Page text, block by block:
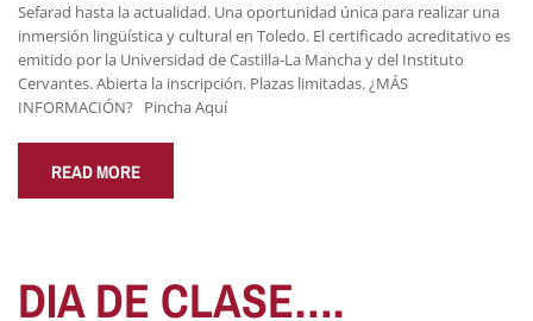
Sefarad hasta la actualidad. Una oportunidad única para realizar una
inmersión lingüística y cultural en Toledo. El certificado acreditativo es
emitido por la Universidad de Castilla-La Mancha y del Instituto
Cervantes. Abierta la inscripción. Plazas limitadas. ¿MÁS
INFORMACIÓN? Pincha Aquí
READ MORE
DIA DE CLASE….